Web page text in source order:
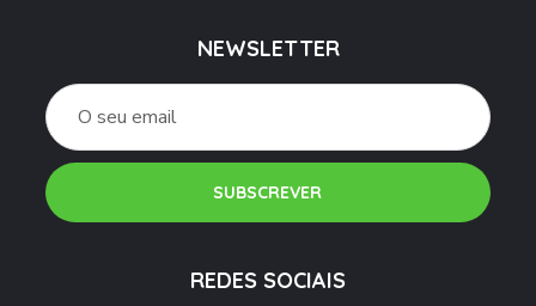
NEWSLETTER
REDES SOCIAIS